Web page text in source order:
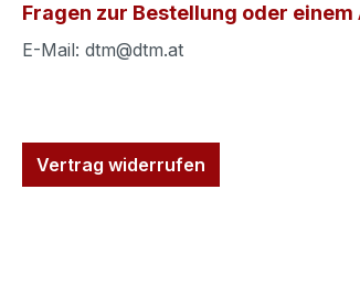
Fragen zur Bestellung oder einem
E-Mail: dtm@dtm.at
Vertrag widerrufen